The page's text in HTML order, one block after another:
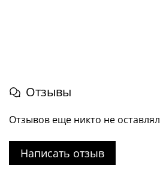
Отзывы
Отзывов еще никто не оставлял
Написать отзыв